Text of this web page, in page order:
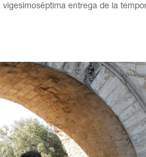
entrega de la